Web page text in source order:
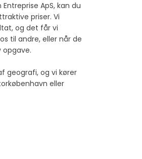
ApS, kan du
priser. Vi
og det får vi
til andre, eller når de
geografi, og vi kører
eller